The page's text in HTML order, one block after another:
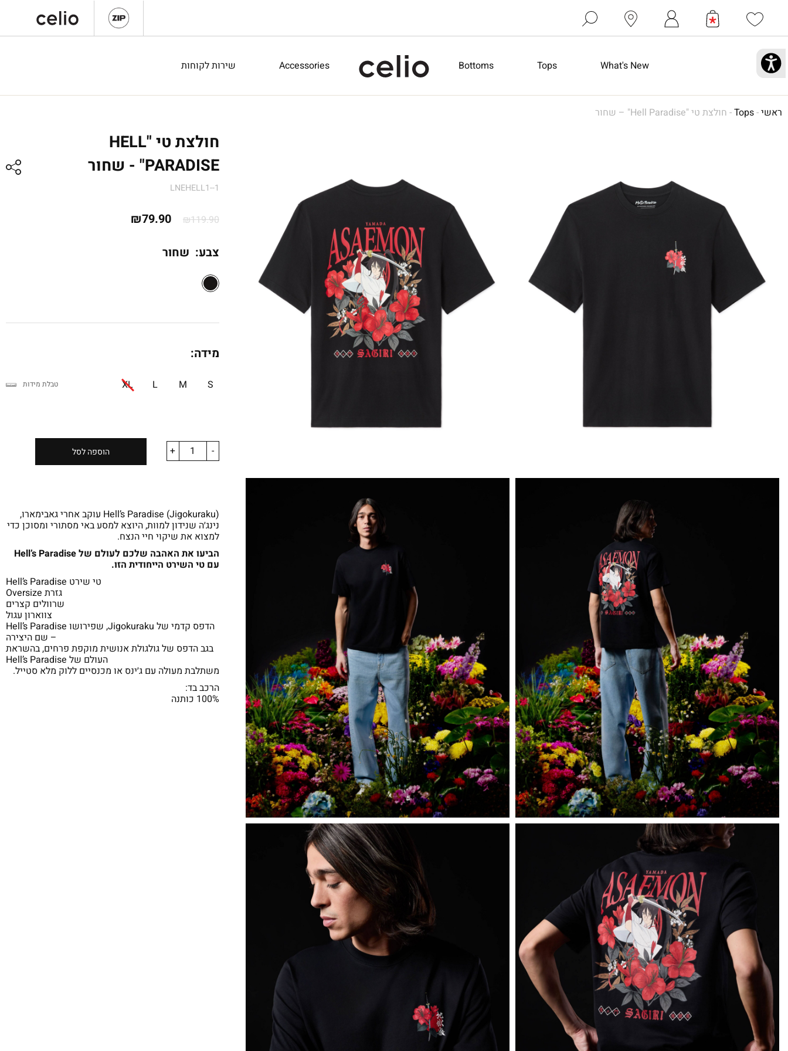
What's New
Tops
Bottoms
Accessories שירות לקוחות
ראשי-
Tops
- חולצת טי "Hell Paradise" – שחור
חולצת טי "HELL
PARADISE" - שחור
LNEHELL1--1
₪119.90
המחיר
היה:
₪79.90
צבע: שחור
מידה:
S
M
L
XL טבלת מידות
-
+ הוספה לסל
Hell’s Paradise (Jigokuraku) עוקב אחרי גאבימארו,
נינג׳ה שנידון למוות, היוצא למסע באי מסתורי ומסוכן כדי
למצוא את שיקוי חיי הנצח.
הביעו את האהבה שלכם לעולם של Hell’s Paradise
עם טי השירט הייחודית הזו.
טי שירט Hell’s Paradise
גזרת Oversize
שרוולים קצרים
צווארון עגול
הדפס קדמי של Jigokuraku, שפירושו Hell’s Paradise
– שם היצירה
בגב הדפס של גולגולת אנושית מוקפת פרחים, בהשראת
העולם של Hell’s Paradise
משתלבת מעולה עם ג׳ינס או מכנסיים ללוק מלא סטייל.
הרכב בד:
100% כותנה